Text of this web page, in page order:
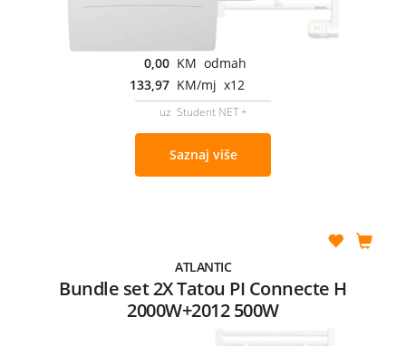
0,00 KM odmah
133,97 KM/mj x12
uz Student NET +
Saznaj više
ATLANTIC
Bundle set 2X Tatou PI Connecte H
2000W+2012 500W